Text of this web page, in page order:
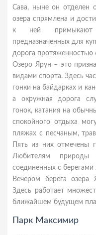
Сава, ныне он отделен
озера спрямлена и
к ней примыкают
предназначенных для
дорога протяженностью
Озеро Ярун – это
видами спорта. Здесь
гонки на байдарках и
а окружная дорога
гонок, катания на
спокойного отдыха
пляжах с песчаным,
Пять из них отмечены
Любителям природы
соединенных с
Вечером берега озера
Здесь работает
ближайшем будущем
Парк Максимир